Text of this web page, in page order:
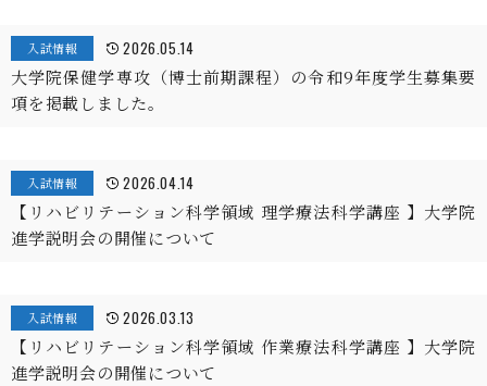
入試情報 2026.05.14
大学院保健学専攻（博士前期課程）の令和9年度学生募集要
項を掲載しました。
入試情報 2026.04.14
【リハビリテーション科学領域 理学療法科学講座 】大学院
進学説明会の開催について
入試情報 2026.03.13
【リハビリテーション科学領域 作業療法科学講座 】大学院
進学説明会の開催について